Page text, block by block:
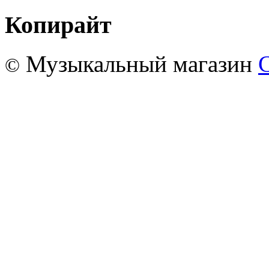
Копирайт
© Музыкальный магазин